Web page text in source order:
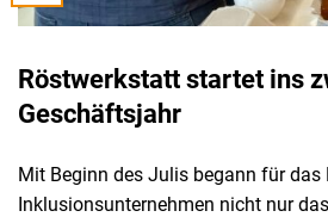
Röstwerkstatt startet ins
Geschäftsjahr
Mit Beginn des Julis begann für das
Inklusionsunternehmen nicht nur